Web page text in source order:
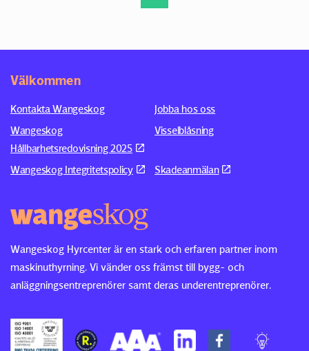
Wangeskog Hyrcenter är en stark och erfaren partner inom
maskinuthyrning. Vi vänder oss främst till bygg- och
anläggningsentreprenörer samt deras underentreprenörer.
Välkommen
Kontakta Wangeskog
Jobba hos oss
Wangeskog
Hållbarhetsredovisning 2025
Visselblåsning
Wangeskog Integritetspolicy Skadeanmälan